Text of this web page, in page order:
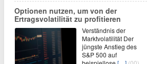
Optionen nutzen, um von der
Ertragsvolatilität zu profitieren
Verständnis der
Marktvolatilität Der
jüngste Anstieg des
S&P 500 auf